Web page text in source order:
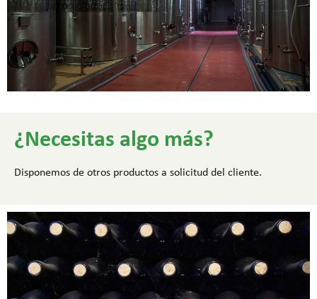
¿Necesitas algo más?
Disponemos de otros productos a solicitud del cliente.